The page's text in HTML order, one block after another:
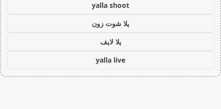
yalla shoot
يلا شوت زون
يلا لايف
yalla live